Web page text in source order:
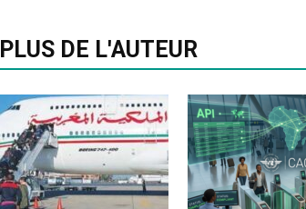
PLUS DE L'AUTEUR